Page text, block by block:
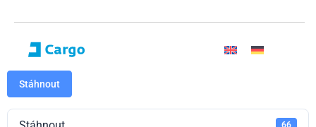
Stáhnout
66